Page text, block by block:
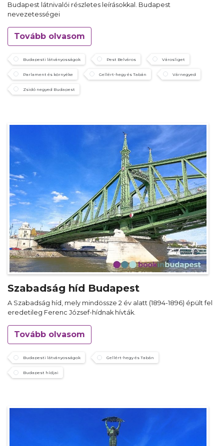
Budapest látnivalói részletes leírásokkal. Budapest
nevezetességei
Tovább olvasom
Budapesti látványosságok Pest Belváros Városliget
Parlament és környéke Gellért-hegy és Tabán Várnegyed
Zsidó negyed Budapest
Szabadság híd Budapest
A Szabadság híd, mely mindössze 2 év alatt (1894-1896) épült fel
eredetileg Ferenc József-hídnak hívták.
Tovább olvasom
Budapesti látványosságok Gellért-hegy és Tabán
Budapest hídjai